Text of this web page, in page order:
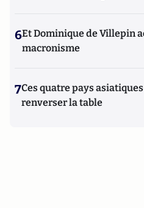
6Et Dominique de Villepin
macronisme
7Ces quatre pays
renverser la table